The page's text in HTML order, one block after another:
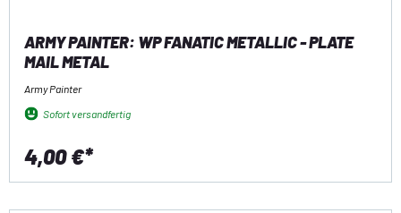
ARMY PAINTER: WP FANATIC METALLIC - PLATE
MAIL METAL
Army Painter
Sofort versandfertig
4,00 €*